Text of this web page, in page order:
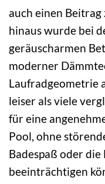
auch einen
hinaus wurde bei
geräuscharmen
moderner
Laufradgeometrie
leiser als viele
für eine
Pool, ohne
Badespaß oder
beeinträchtigen